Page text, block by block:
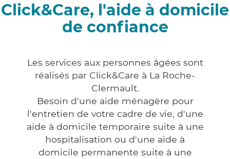
Click&Care, l'aide à domicile
de confiance
Les services aux personnes âgées sont
réalisés par Click&Care à La Roche-
Clermault.
Besoin d'une aide ménagère pour
l'entretien de votre cadre de vie, d'une
aide à domicile temporaire suite à une
hospitalisation ou d'une aide à
domicile permanente suite à une